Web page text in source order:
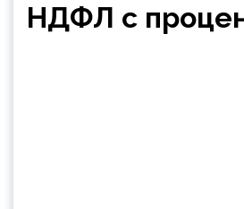
НДФЛ с